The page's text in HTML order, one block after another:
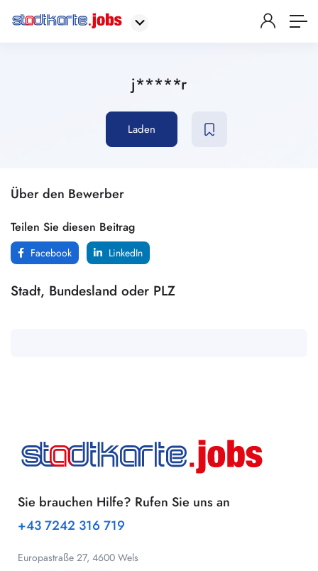
j*****r
Laden
Über den Bewerber
Teilen Sie diesen Beitrag
Facebook LinkedIn
Stadt, Bundesland oder PLZ
Sie brauchen Hilfe? Rufen Sie uns an
+43 7242 316 719
Europastraße 27, 4600 Wels